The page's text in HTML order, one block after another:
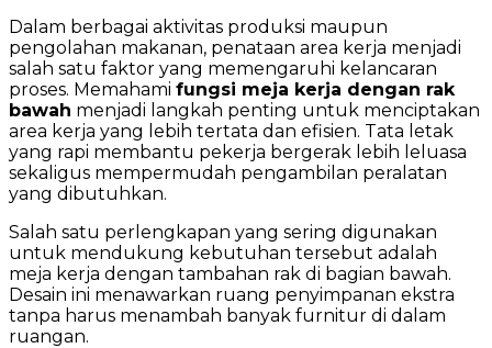
Meja
Kerja
dengan
Rak
Bawah
untuk
Produksi
Dalam berbagai aktivitas produksi maupun
pengolahan makanan, penataan area kerja menjadi
salah satu faktor yang memengaruhi kelancaran
proses. Memahami fungsi meja kerja dengan rak
bawah menjadi langkah penting untuk menciptakan
area kerja yang lebih tertata dan efisien. Tata letak
yang rapi membantu pekerja bergerak lebih leluasa
sekaligus mempermudah pengambilan peralatan
yang dibutuhkan.
Salah satu perlengkapan yang sering digunakan
untuk mendukung kebutuhan tersebut adalah
meja kerja dengan tambahan rak di bagian bawah.
Desain ini menawarkan ruang penyimpanan ekstra
tanpa harus menambah banyak furnitur di dalam
ruangan.